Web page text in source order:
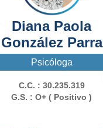
Diana Paola
González Parra
Psicóloga
C.C. : 30.235.319
G.S. : O+ ( Positivo )